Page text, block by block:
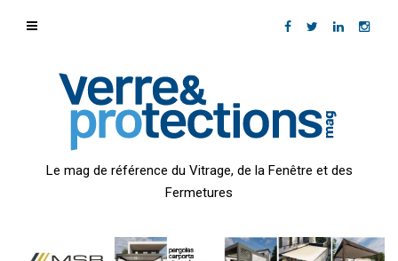
Le mag de référence du Vitrage, de la Fenêtre et des
Fermetures